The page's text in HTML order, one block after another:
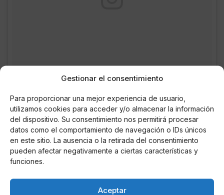
Gestionar el consentimiento
Para proporcionar una mejor experiencia de usuario,
utilizamos cookies para acceder y/o almacenar la información
del dispositivo. Su consentimiento nos permitirá procesar
datos como el comportamiento de navegación o IDs únicos
en este sitio. La ausencia o la retirada del consentimiento
pueden afectar negativamente a ciertas características y
funciones.
Aceptar
I WASNT READY TILL NOW